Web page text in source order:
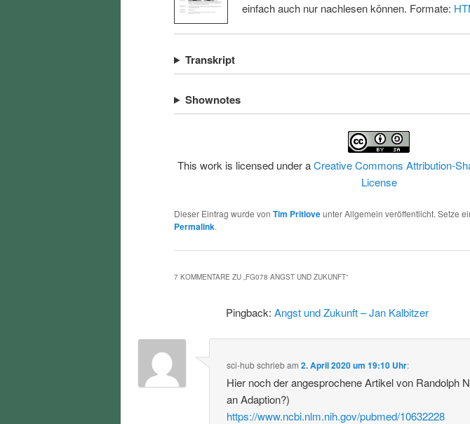
einfach auch nur nachlesen können. Formate:
Transkript
Shownotes
This work is licensed under aCreative Commons Attribution-
License
Dieser Eintrag wurde von Tim Pritloveunter Allgemein veröffentlicht. Setze
Permalink.
7 KOMMENTARE ZU „FG078 ANGST UND ZUKUNFT“
Pingback:Angst und Zukunft – Jan Kalbitzer
sci-hubschriebam2. April 2020 um 19:10 Uhr:
Hier noch der angesprochene Artikel von Randolph
an Adaption?)
https://www.ncbi.nlm.nih.gov/pubmed/10632228